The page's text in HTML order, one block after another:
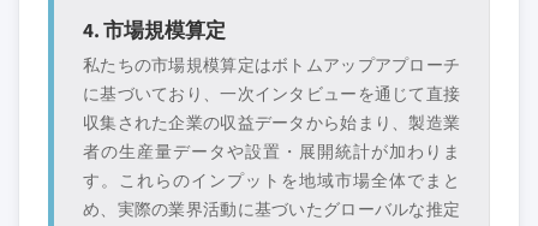
4. 市場規模算定
私たちの市場規模算定はボトムアップアプローチ
に基づいており、一次インタビューを通じて直接
収集された企業の収益データから始まり、製造業
者の生産量データや設置・展開統計が加わりま
す。これらのインプットを地域市場全体でまと
め、実際の業界活動に基づいたグローバルな推定